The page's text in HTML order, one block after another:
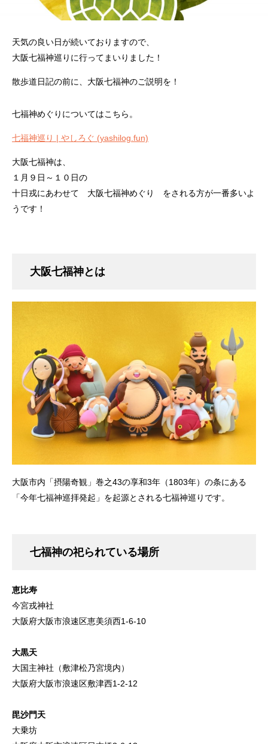
天気の良い日が続いておりますので、
大阪七福神巡りに行ってまいりました！
散歩道日記の前に、大阪七福神のご説明を！
七福神めぐりについてはこちら。
七福神巡り | やしろぐ (yashilog.fun)
大阪七福神は、
１月９日～１０日の
十日戎にあわせて 大阪七福神めぐり をされる方が一番多いよ
うです！
大阪七福神とは
大阪市内「摂陽奇観」巻之43の享和3年（1803年）の条にある
「今年七福神巡拝発起」を起源とされる七福神巡りです。
七福神の祀られている場所
恵比寿
今宮戎神社
大阪府大阪市浪速区恵美須西1-6-10
大黒天
大国主神社（敷津松乃宮境内）
大阪府大阪市浪速区敷津西1-2-12
毘沙門天
大乗坊